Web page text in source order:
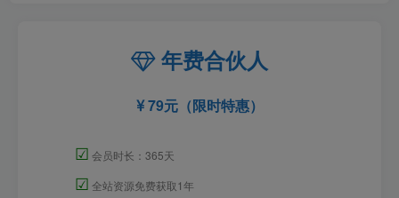
年费合伙人
79元（限时特惠）
☑ 会员时长：365天
☑ 全站资源免费获取1年